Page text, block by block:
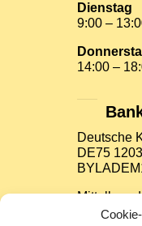
Dienstag
9:00 –
14:00 –
Deutsche
DE75
Potsdam